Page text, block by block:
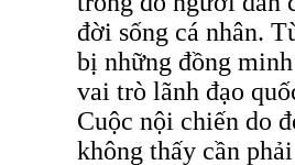
đời sống cá nhân.
bị những đồng
vai trò lãnh đạo
Cuộc nội chiến do
không thấy cần